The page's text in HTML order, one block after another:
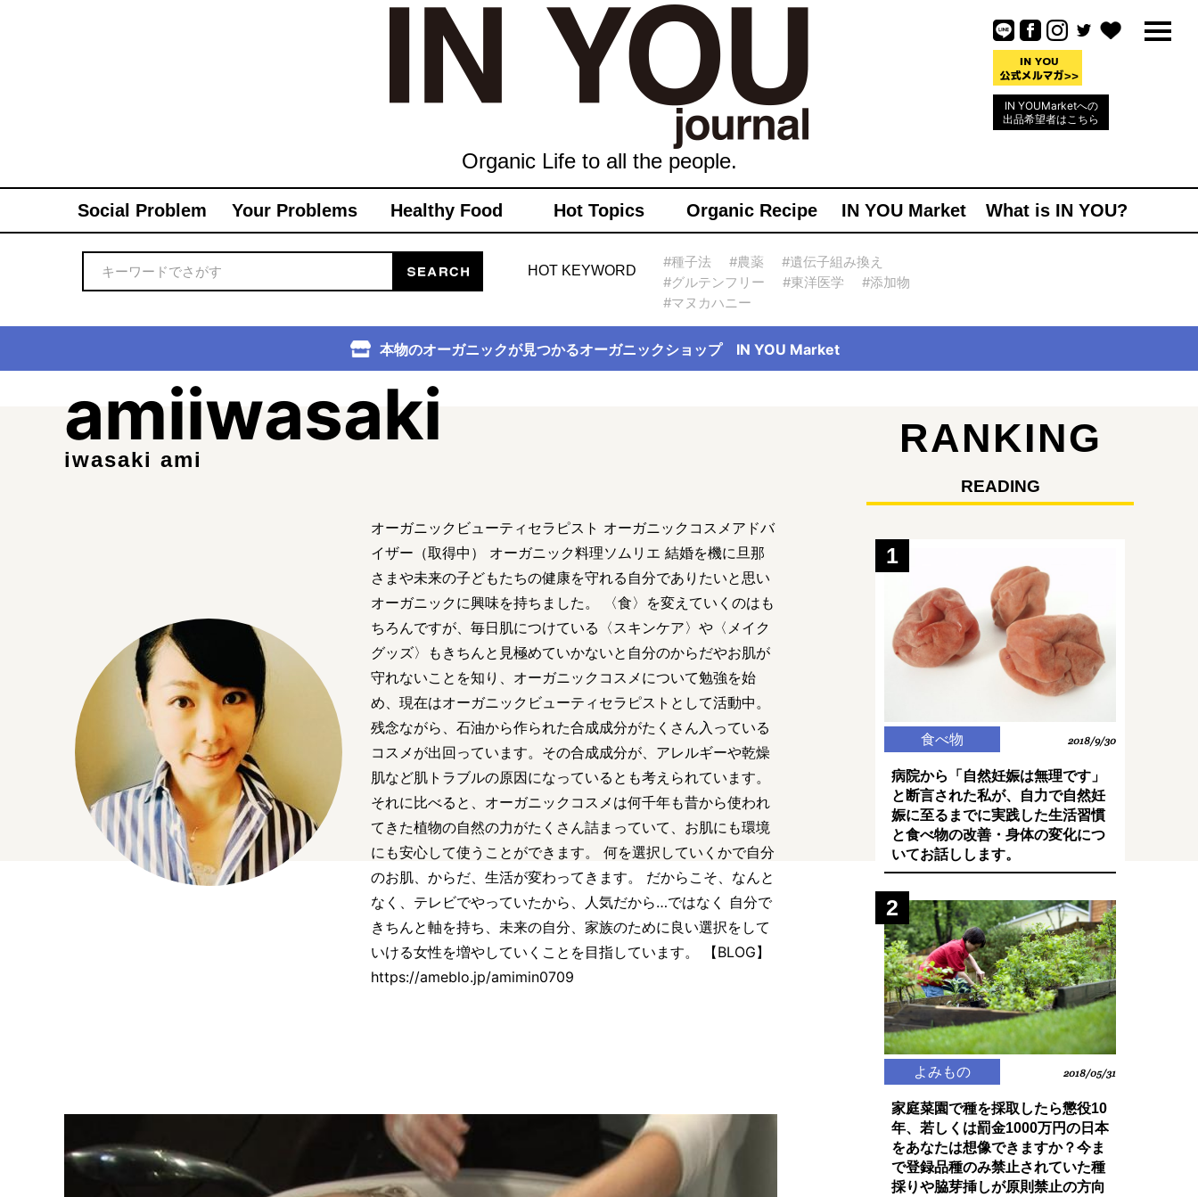
IN YOUMarketへの
出品希望者はこちら
Organic Life to all the people.
Social Problem Your Problems Healthy Food Hot Topics Organic Recipe IN YOU Market What is IN YOU?
HOT KEYWORD
#種子法 #農薬
#遺伝子組み換え
#グルテンフリー
#東洋医学
#添加物
#マヌカハニー
本物のオーガニックが見つかるオーガニックショップ IN YOU Market
amiiwasaki
iwasaki ami
オーガニックビューティセラピスト オーガニックコスメアドバ
イザー（取得中） オーガニック料理ソムリエ 結婚を機に旦那
さまや未来の子どもたちの健康を守れる自分でありたいと思い
オーガニックに興味を持ちました。 〈食〉を変えていくのはも
ちろんですが、毎日肌につけている〈スキンケア〉や〈メイク
グッズ〉もきちんと見極めていかないと自分のからだやお肌が
守れないことを知り、オーガニックコスメについて勉強を始
め、現在はオーガニックビューティセラピストとして活動中。
残念ながら、石油から作られた合成成分がたくさん入っている
コスメが出回っています。その合成成分が、アレルギーや乾燥
肌など肌トラブルの原因になっているとも考えられています。
それに比べると、オーガニックコスメは何千年も昔から使われ
てきた植物の自然の力がたくさん詰まっていて、お肌にも環境
にも安心して使うことができます。 何を選択していくかで自分
のお肌、からだ、生活が変わってきます。 だからこそ、なんと
なく、テレビでやっていたから、人気だから…ではなく 自分で
きちんと軸を持ち、未来の自分、家族のために良い選択をして
いける女性を増やしていくことを目指しています。 【BLOG】
https://ameblo.jp/amimin0709
RANKING
READING
1
食べ物 2018/9/30
病院から「自然妊娠は無理です」
と断言された私が、自力で自然妊
娠に至るまでに実践した生活習慣
と食べ物の改善・身体の変化につ
いてお話しします。
2
よみもの 2018/05/31
家庭菜園で種を採取したら懲役10
年、若しくは罰金1000万円の日本
をあなたは想像できますか？今ま
で登録品種のみ禁止されていた種
採りや脇芽挿しが原則禁止の方向